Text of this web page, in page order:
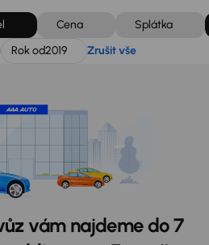
Cena
Splátka
Rok od2019 Zrušit vše
vám najdeme do 7